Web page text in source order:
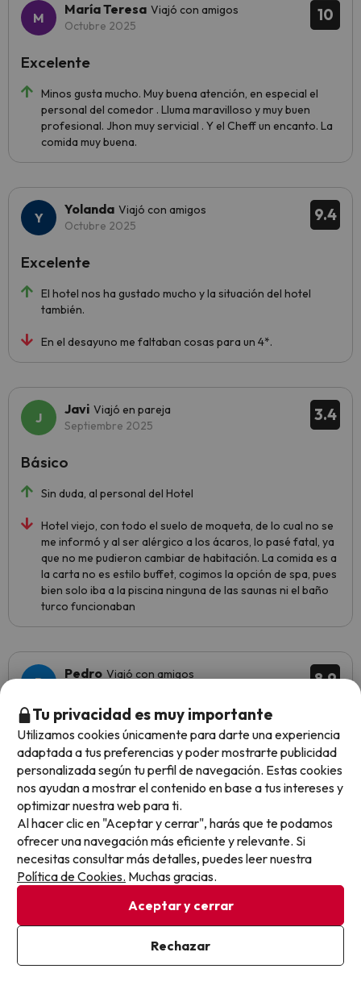
10
María Teresa Viajó con amigos
Octubre 2025
Minos gusta mucho. Muy buena atención, en especial el
personal del comedor . Lluma maravilloso y muy buen
profesional. Jhon muy servicial . Y el Cheff un encanto. La
comida muy buena.
Excelente
9.4
Yolanda Viajó con amigos
Octubre 2025
El hotel nos ha gustado mucho y la situación del hotel
también.
En el desayuno me faltaban cosas para un 4*.
Excelente
3.4
Javi Viajó en pareja
Septiembre 2025
Sin duda, al personal del Hotel
Hotel viejo, con todo el suelo de moqueta, de lo cual no se
me informó y al ser alérgico a los ácaros, lo pasé fatal, ya
que no me pudieron cambiar de habitación. La comida es a
la carta no es estilo buffet, cogimos la opción de spa, pues
bien solo iba a la piscina ninguna de las saunas ni el baño
turco funcionaban
Básico
8.9
Pedro Viajó con amigos
El personal es muy amable y atento y en todo momento
están dispuestos para solucionar cualquier duda, tanto la
chica del bar como el personal del desayuno, siguen la
misma línea.
Tal vez sería interesante eliminar las moquetas de las
habitaciones, al menos en la habitación 204 tiene mal
aspecto y huele mal. Es el único detalle negativo a reseñar.
Muy bien
Viajó en pareja
Tu privacidad es muy importante
Utilizamos cookies únicamente para darte una experiencia
adaptada a tus preferencias y poder mostrarte publicidad
personalizada según tu perfil de navegación. Estas cookies
nos ayudan a mostrar el contenido en base a tus intereses y
optimizar nuestra web para ti.
Al hacer clic en "Aceptar y cerrar", harás que te podamos
ofrecer una navegación más eficiente y relevante. Si
necesitas consultar más detalles, puedes leer nuestra
Política de Cookies. Muchas gracias.
Aceptar y cerrar
Rechazar